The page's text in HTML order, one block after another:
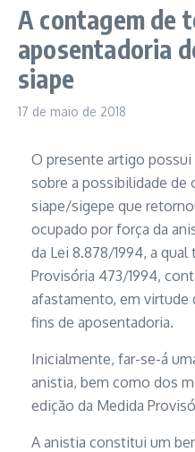
A contagem de
aposentadoria
siape
17 de maio de 2018
O presente artigo
sobre a possibilidade de
siape/sigepe que
ocupado por força da
da Lei 8.878/1994, a
Provisória 473/1994,
afastamento, em virtude
fins de aposentadoria.
Inicialmente, far-se-á
anistia, bem como dos
edição da Medida
A anistia constitui um